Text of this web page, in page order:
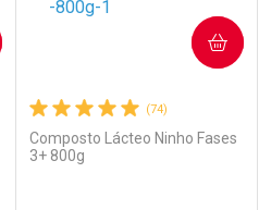
(74)
Composto Lácteo Ninho Fases
3+ 800g
COMPRAR